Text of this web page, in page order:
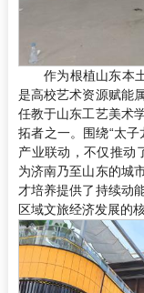
作为根植山东本
是高校艺术资源赋能
任教于山东工艺美术
拓者之一。围绕“太
产业联动，不仅推动
为济南乃至山东的城
才培养提供了持续动
区域文旅经济发展的核